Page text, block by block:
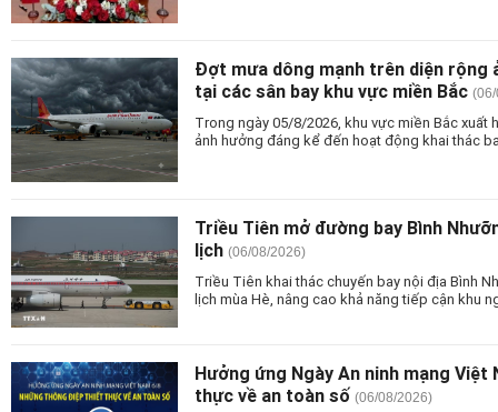
Đợt mưa dông mạnh trên diện rộng
tại các sân bay khu vực miền Bắc
Trong ngày 05/8/2026, khu vực miền Bắc
ảnh hưởng đáng kể đến hoạt động khai thác
Triều Tiên mở đường bay Bình
lịch (06/08/2026)
Triều Tiên khai thác chuyến bay nội địa Bình
lịch mùa Hè, nâng cao khả năng tiếp cận khu
Hưởng ứng Ngày An ninh mạng
thực về an toàn số (06/08/2026)